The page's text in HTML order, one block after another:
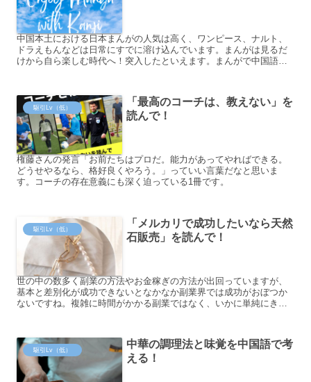
中国本土における日本まんがの人気は高く、ワンピース、ナルト、
ドラえもんなどは日常にすでに溶け込んでいます。まんがは見るだ
けから自ら楽しむ時代へ！突入したといえます。まんがで中国語語
駆引Lv（低）
「最高のコーチは、教えない」を
読んで！
権藤さんの発言「お前たちはプロだ。能力があってやればできる。
どうせやるなら、格好良くやろう。」っていい言葉だなと思いま
す。コーチの存在意義にも深く迫っている1冊です。
駆引Lv（低）
「メルカリで成功したいなら天然
石販売」を読んで！
世の中の数多く副業の方法やお金稼ぎの方法が出回っていますが、
基本と差別化が成功できないとなかなか副業界では成功がおぼつか
ないですね。複雑に時間がかかる副業ではなく、いかに単純にきっ
駆引Lv（低）
中華の調理法と味覚を中国語で考
える！